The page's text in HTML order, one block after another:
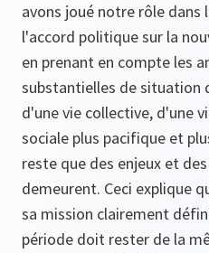
avons joué notre rôle dans
l'accord politique sur la
en prenant en compte les
substantielles de situation
d'une vie collective, d'une
sociale plus pacifique et
reste que des enjeux et
demeurent. Ceci explique
sa mission clairement
période doit rester de la